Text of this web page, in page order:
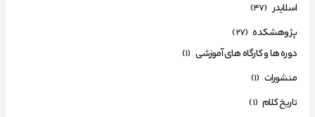
اسلایدر (47)
پژوهشکده (27)
دوره ها و کارگاه های آموزشی (1)
منشورات (1)
تاریخ کلام (1)